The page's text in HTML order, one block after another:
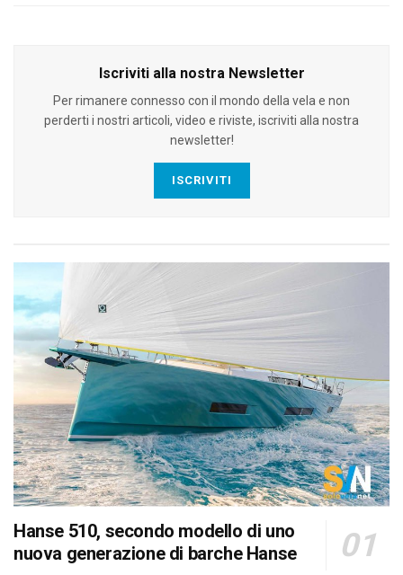
Iscriviti alla nostra Newsletter
Per rimanere connesso con il mondo della vela e non
perderti i nostri articoli, video e riviste, iscriviti alla nostra
newsletter!
ISCRIVITI
Hanse 510, secondo modello di uno
nuova generazione di barche Hanse